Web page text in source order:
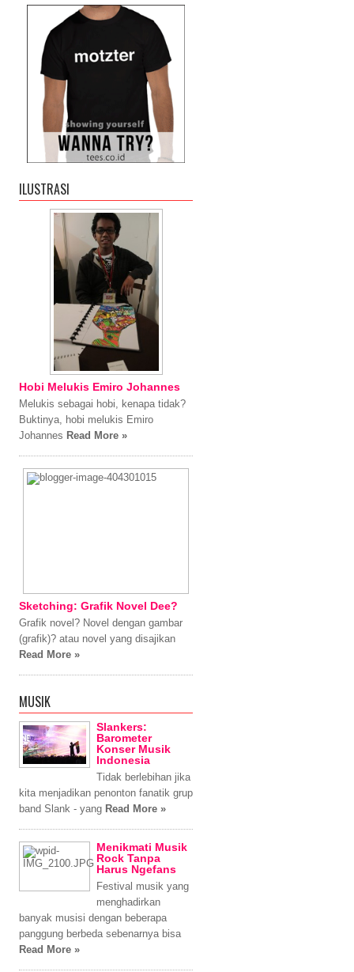
ILUSTRASI
Hobi Melukis Emiro Johannes
Melukis sebagai hobi, kenapa tidak?
Buktinya, hobi melukis Emiro
Johannes Read More »
Sketching: Grafik Novel Dee?
Grafik novel? Novel dengan gambar
(grafik)? atau novel yang disajikan
Read More »
MUSIK
Slankers:
Barometer
Konser Musik
Indonesia
Tidak berlebihan jika
kita menjadikan penonton fanatik grup
band Slank - yang Read More »
Menikmati Musik
Rock Tanpa
Harus Ngefans
Festival musik yang
menghadirkan
banyak musisi dengan beberapa
panggung berbeda sebenarnya bisa
Read More »